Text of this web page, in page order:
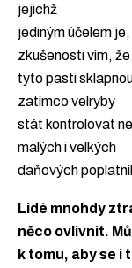
jejichž
jediným účelem
zkušenosti vím, že
tyto pasti
zatímco velryby
stát kontrolovat
malých i velkých
daňových
Lidé mnohdy
něco ovlivnit.
k tomu, aby se i